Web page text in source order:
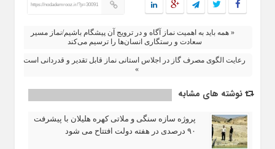
https://nodademrooz.ir/?p=30091
« همه باید به اهمیت نماز آگاه و در ترویج آن پیشگام باشیم/نماز مسیر
سعادت و رستگاری انسان‌ها را ترسیم می‌کند
رعایت الگوی مصرف گاز در اجلاس استانی نماز قابل تقدیر و قدردانی است
»
نوشته های مشابه
پروژه سازه سنگی و ملاتی کهره هلیلان با پیشرفت
۹۰ درصدی در هفته دولت افتتاح می شود